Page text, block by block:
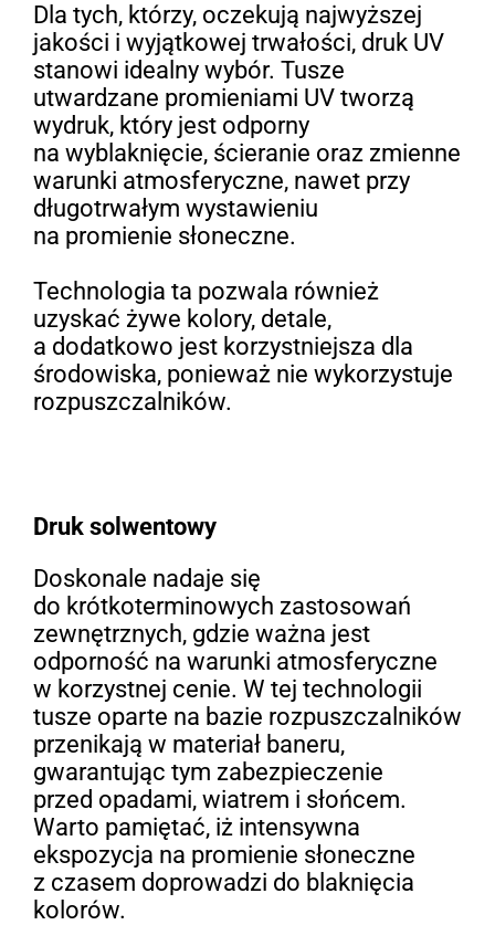
Druk solwentowy
Doskonale nadaje się
do krótkoterminowych zastosowań
zewnętrznych, gdzie ważna jest
odporność na warunki atmosferyczne
w korzystnej cenie. W tej technologii
tusze oparte na bazie rozpuszczalników
przenikają w materiał baneru,
gwarantując tym zabezpieczenie
przed opadami, wiatrem i słońcem.
Warto pamiętać, iż intensywna
ekspozycja na promienie słoneczne
z czasem doprowadzi do blaknięcia
kolorów.
Dla tych, którzy, oczekują najwyższej
jakości i wyjątkowej trwałości, druk UV
stanowi idealny wybór. Tusze
utwardzane promieniami UV tworzą
wydruk, który jest odporny
na wyblaknięcie, ścieranie oraz zmienne
warunki atmosferyczne, nawet przy
długotrwałym wystawieniu
na promienie słoneczne.
Technologia ta pozwala również
uzyskać żywe kolory, detale,
a dodatkowo jest korzystniejsza dla
środowiska, ponieważ nie wykorzystuje
rozpuszczalników.